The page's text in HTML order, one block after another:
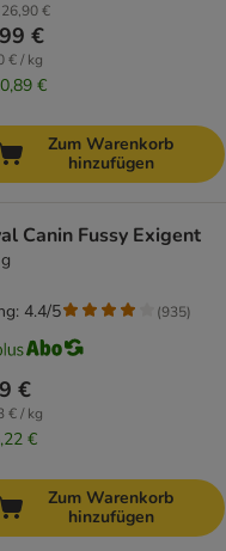
26,90 €
€
€ / kg
€
Zum Warenkorb
hinzufügen
Canin Fussy Exigent
€
€ / kg
€
4.4/5 (935)
Zum Warenkorb
hinzufügen